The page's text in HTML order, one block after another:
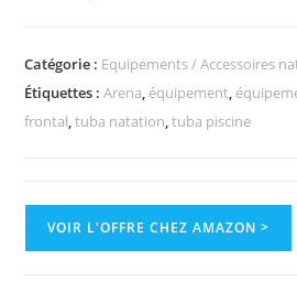
Catégorie : Equipements / Accessoires
Étiquettes :Arena équipement
frontal ,tuba natation ,tuba piscine
VOIR L'OFFRE CHEZ AMAZON >